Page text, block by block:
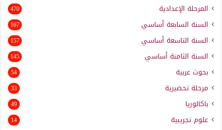
المرحلة الإعدادية 470
السنة السابعة أساسي 167
السنة التاسعة أساسي 157
السنة الثامنة أساسي 145
بحوث عربية 54
مرحلة تحضيرية 33
باكالوريا 49
علوم تجريبية 14